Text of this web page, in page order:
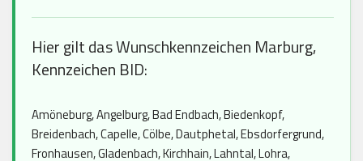
Hier gilt das Wunschkennzeichen Marburg,
Kennzeichen BID:
Amöneburg, Angelburg, Bad Endbach, Biedenkopf,
Breidenbach, Capelle, Cölbe, Dautphetal, Ebsdorfergrund,
Fronhausen, Gladenbach, Kirchhain, Lahntal, Lohra,